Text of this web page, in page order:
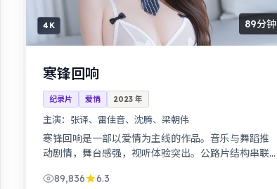
4K 89分钟
寒锋回响
纪录片 爱情 2023 年
主演： 张译、雷佳音、沈腾、梁朝伟
寒锋回响是一部以爱情为主线的作品。音乐与舞蹈推
动剧情，舞台感强，视听体验突出。公路片结构串联
89,836
6.3